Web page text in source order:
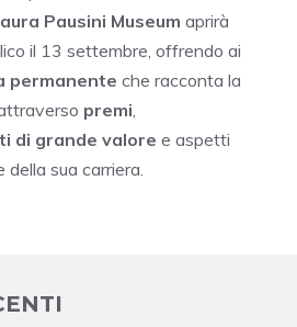
Pausini Museum aprirà
il 13 settembre, offrendo ai
permanente che racconta la
premi,
di grande valore e aspetti
della sua carriera.